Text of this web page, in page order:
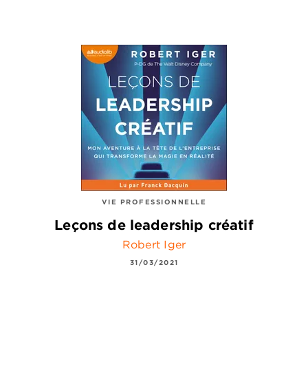
VIE PROFESSIONNELLE
Leçons de leadership créatif
Robert Iger
31/03/2021